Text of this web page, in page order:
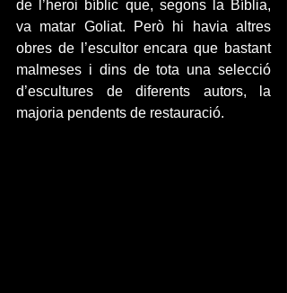
de l’heroi bíblic que, segons la Bíblia,
va matar Goliat. Però hi havia altres
obres de l’escultor encara que bastant
malmeses i dins de tota una selecció
d’escultures de diferents autors, la
majoria pendents de restauració.